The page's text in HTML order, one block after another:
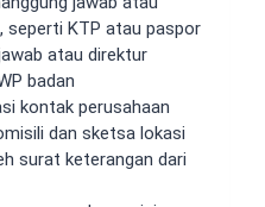
seperti KTP atau paspor
atau direktur
badan
kontak perusahaan
dan sketsa lokasi
surat keterangan dari